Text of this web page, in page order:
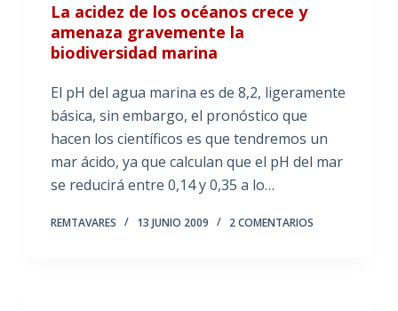
La acidez de los océanos crece y
amenaza gravemente la
biodiversidad marina
El pH del agua marina es de 8,2, ligeramente
básica, sin embargo, el pronóstico que
hacen los científicos es que tendremos un
mar ácido, ya que calculan que el pH del mar
se reducirá entre 0,14 y 0,35 a lo…
REMTAVARES 13 JUNIO 2009 2 COMENTARIOS